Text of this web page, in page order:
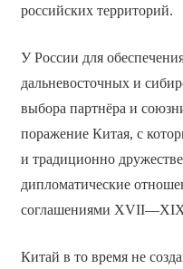
российских территорий.
У России для
дальневосточных и
выбора партнёра и
поражение Китая, с
и традиционно
дипломатические
соглашениями
Китай в то время не